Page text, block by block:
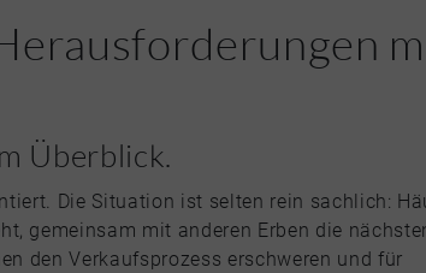
Überblick.
Die Situation ist selten rein sachlich:
gemeinsam mit anderen Erben die
den Verkaufsprozess erschweren und für